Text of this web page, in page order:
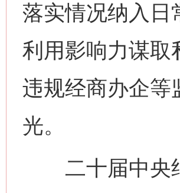
落实情况纳入日
利用影响力谋取
违规经商办企等
光。
二十届中央纪